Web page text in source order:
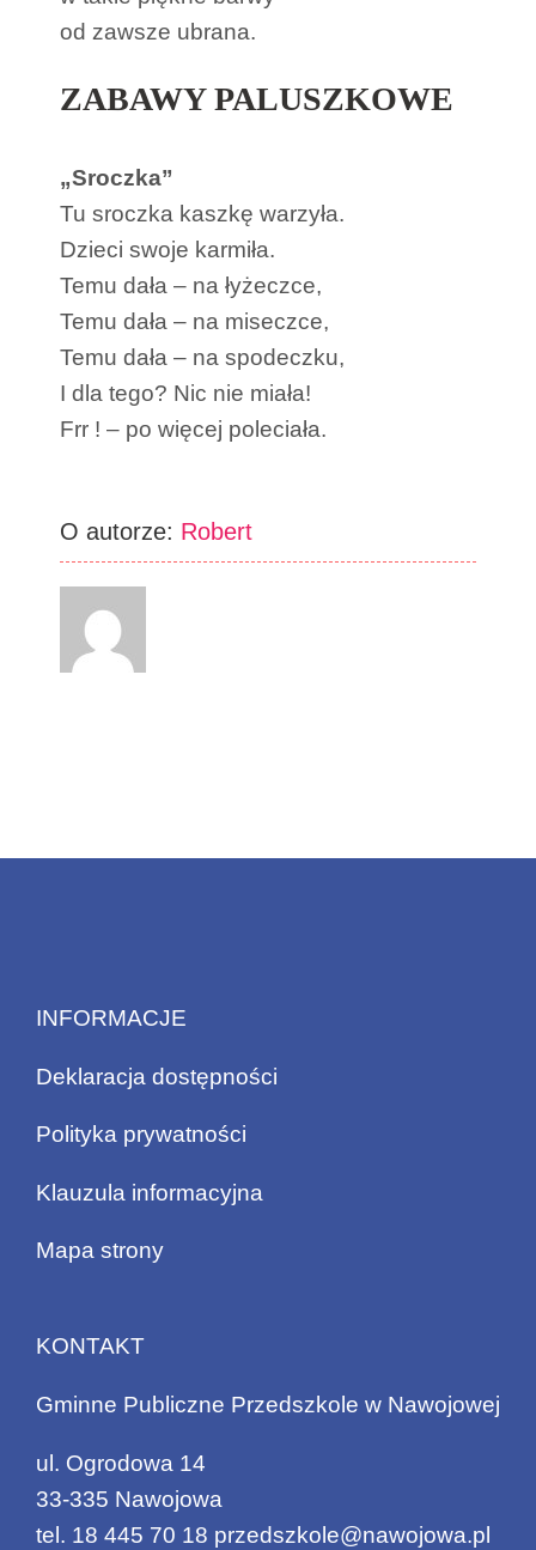
od zawsze ubrana.
ZABAWY PALUSZKOWE
„Sroczka”
Tu sroczka kaszkę warzyła.
Dzieci swoje karmiła.
Temu dała – na łyżeczce,
Temu dała – na miseczce,
Temu dała – na spodeczku,
I dla tego? Nic nie miała!
Frr ! – po więcej poleciała.
O autorze: Robert
INFORMACJE
Deklaracja dostępności
Polityka prywatności
Klauzula informacyjna
Mapa strony
KONTAKT
Gminne Publiczne Przedszkole w Nawojowej
ul. Ogrodowa 14
33-335 Nawojowa
tel. 18 445 70 18 przedszkole@nawojowa.pl